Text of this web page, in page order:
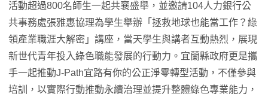
活動超過800名師生一起共襄盛舉，並邀請104人力銀行公
共事務處張雅惠協理為學生舉辦「拯救地球也能當工作？綠
領產業職涯大解密」講座，當天學生與講者互動熱烈，展現
新世代青年投入綠色職能發展的行動力。宜蘭縣政府更是攜
手一起推動J-Path宜路有你的公正淨零轉型活動，不僅參與
培訓，以實際行動推動永續治理並提升整體綠色專業能力，